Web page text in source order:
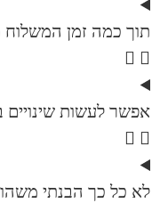
המשלוח מגיע?
שינויים במוצרים?
משהו.. לאן אפשר